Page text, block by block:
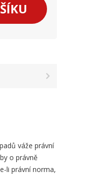
váže právní
o právně
li právní norma,